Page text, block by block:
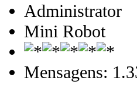
Administrator
Mini Robot
Mensagens: